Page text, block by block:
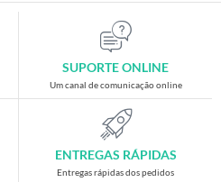
SUPORTE ONLINE
Um canal de comunicação online
ENTREGAS RÁPIDAS
Entregas rápidas dos pedidos